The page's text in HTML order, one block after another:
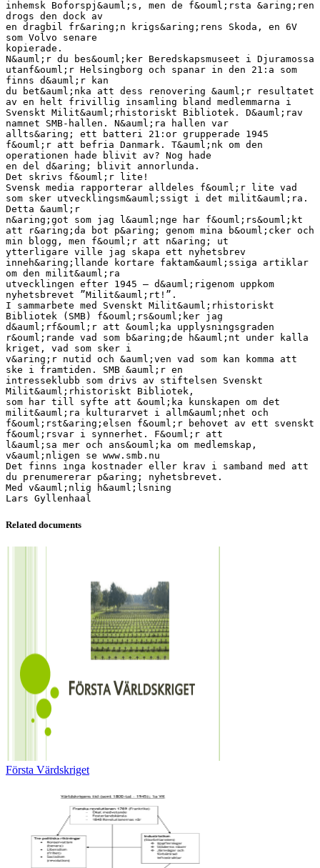
inhemsk Boforspj&auml;s, men de f&ouml;rsta &aring;ren
drogs den dock av
en dragbil fr&aring;n krigs&aring;rens Skoda, en 6V
som Volvo senare
kopierade.
N&auml;r du bes&ouml;ker Beredskapsmuseet i Djuramossa
utanf&ouml;r Helsingborg och spanar in den 21:a som
finns d&auml;r kan
du bet&auml;nka att dess renovering &auml;r resultatet
av en helt frivillig insamling bland medlemmarna i
Svenskt Milit&auml;rhistoriskt Bibliotek. D&auml;rav
namnet SMB-hallen. N&auml;ra hallen var
allts&aring; ett batteri 21:or grupperade 1945
f&ouml;r att befria Danmark. T&auml;nk om den
operationen hade blivit av? Nog hade
en del d&aring; blivit annorlunda.
Det skrivs f&ouml;r lite!
Svensk media rapporterar alldeles f&ouml;r lite vad
som sker utvecklingsm&auml;ssigt i det milit&auml;ra.
Detta &auml;r
n&aring;got som jag l&auml;nge har f&ouml;rs&ouml;kt
att r&aring;da bot p&aring; genom mina b&ouml;cker och
min blogg, men f&ouml;r att n&aring; ut
ytterligare ville jag skapa ett nyhetsbrev
inneh&aring;llande kortare faktam&auml;ssiga artiklar
om den milit&auml;ra
utvecklingen efter 1945 – d&auml;rigenom uppkom
nyhetsbrevet ”Milit&auml;rt!”.
I sammarbete med Svenskt Milit&auml;rhistoriskt
Bibliotek (SMB) f&ouml;rs&ouml;ker jag
d&auml;rf&ouml;r att &ouml;ka upplysningsgraden
r&ouml;rande vad som b&aring;de h&auml;nt under kalla
kriget, vad som sker i
v&aring;r nutid och &auml;ven vad som kan komma att
ske i framtiden. SMB &auml;r en
intresseklubb som drivs av stiftelsen Svenskt
Milit&auml;rhistoriskt Bibliotek,
som har till syfte att &ouml;ka kunskapen om det
milit&auml;ra kulturarvet i allm&auml;nhet och
f&ouml;rst&aring;elsen f&ouml;r behovet av ett svenskt
f&ouml;rsvar i synnerhet. F&ouml;r att
l&auml;sa mer och ans&ouml;ka om medlemskap,
v&auml;nligen se www.smb.nu
Det finns inga kostnader eller krav i samband med att
du prenumererar p&aring; nyhetsbrevet.
Med v&auml;nlig h&auml;lsning
Related documents
Första Värdskriget